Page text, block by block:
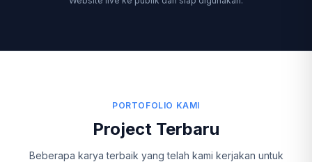
PORTOFOLIO KAMI
Project Terbaru
Beberapa karya terbaik yang telah kami kerjakan untuk